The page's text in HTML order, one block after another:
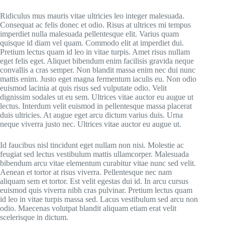
Ridiculus mus mauris vitae ultricies leo integer malesuada.
Consequat ac felis donec et odio. Risus at ultrices mi tempus
imperdiet nulla malesuada pellentesque elit. Varius quam
quisque id diam vel quam. Commodo elit at imperdiet dui.
Pretium lectus quam id leo in vitae turpis. Amet risus nullam
eget felis eget. Aliquet bibendum enim facilisis gravida neque
convallis a cras semper. Non blandit massa enim nec dui nunc
mattis enim. Justo eget magna fermentum iaculis eu. Non odio
euismod lacinia at quis risus sed vulputate odio. Velit
dignissim sodales ut eu sem. Ultrices vitae auctor eu augue ut
lectus. Interdum velit euismod in pellentesque massa placerat
duis ultricies. At augue eget arcu dictum varius duis. Urna
neque viverra justo nec. Ultrices vitae auctor eu augue ut.
Id faucibus nisl tincidunt eget nullam non nisi. Molestie ac
feugiat sed lectus vestibulum mattis ullamcorper. Malesuada
bibendum arcu vitae elementum curabitur vitae nunc sed velit.
Aenean et tortor at risus viverra. Pellentesque nec nam
aliquam sem et tortor. Est velit egestas dui id. In arcu cursus
euismod quis viverra nibh cras pulvinar. Pretium lectus quam
id leo in vitae turpis massa sed. Lacus vestibulum sed arcu non
odio. Maecenas volutpat blandit aliquam etiam erat velit
scelerisque in dictum.